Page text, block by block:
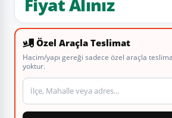
Fiyat Alınız
Özel Araçla Teslimat
Hacim/yapı gereği sadece özel araçla
yoktur.
Teslimat veya montaj adresi